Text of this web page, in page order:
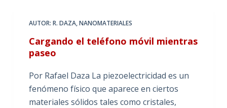
AUTOR: R. DAZA,NANOMATERIALES
Cargando el teléfono móvil mientras
paseo
Por Rafael Daza La piezoelectricidad es un
fenómeno físico que aparece en ciertos
materiales sólidos tales como cristales,